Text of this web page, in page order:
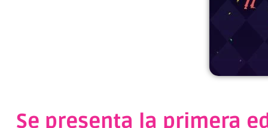
Se presenta la primera